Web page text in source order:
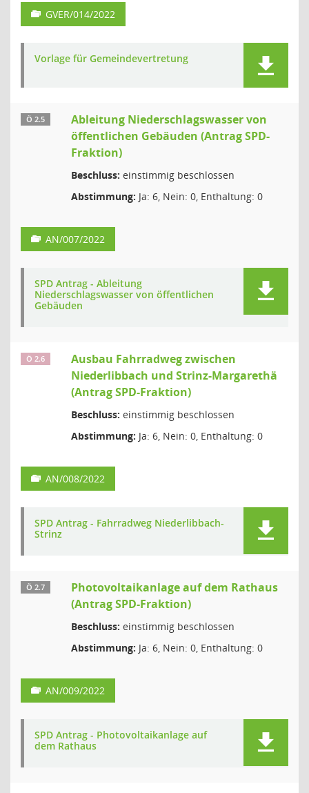
GVER/014/2022
Vorlage für Gemeindevertretung
Ö 2.5
Ableitung Niederschlagswasser von
öffentlichen Gebäuden (Antrag SPD-
Fraktion)
Beschluss: einstimmig beschlossen
Abstimmung: Ja: 6, Nein: 0, Enthaltung: 0
AN/007/2022
SPD Antrag - Ableitung
Niederschlagswasser von öffentlichen
Gebäuden
Ö 2.6
Ausbau Fahrradweg zwischen
Niederlibbach und Strinz-Margarethä
(Antrag SPD-Fraktion)
Beschluss: einstimmig beschlossen
Abstimmung: Ja: 6, Nein: 0, Enthaltung: 0
AN/008/2022
SPD Antrag - Fahrradweg Niederlibbach-
Strinz
Ö 2.7
Photovoltaikanlage auf dem Rathaus
(Antrag SPD-Fraktion)
Beschluss: einstimmig beschlossen
Abstimmung: Ja: 6, Nein: 0, Enthaltung: 0
AN/009/2022
SPD Antrag - Photovoltaikanlage auf
dem Rathaus